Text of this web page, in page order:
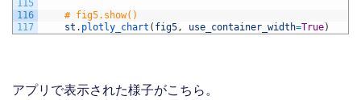
115
116
117
# fig5.show()
st . plotly_chart ( fig5, use_container_width=True)
アプリで表示された様子がこちら。